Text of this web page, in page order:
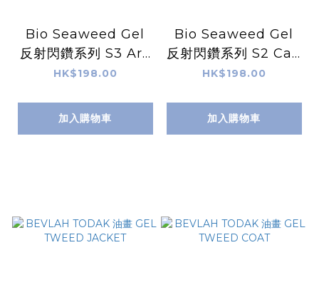
Bio Seaweed Gel
反射閃鑽系列 S3 Arc
turus 天然無毒Gel甲
HK$198.00
加入購物車
Bio Seaweed Gel
反射閃鑽系列 S2 Cap
ella 天然無毒Gel甲油
HK$198.00
加入購物車